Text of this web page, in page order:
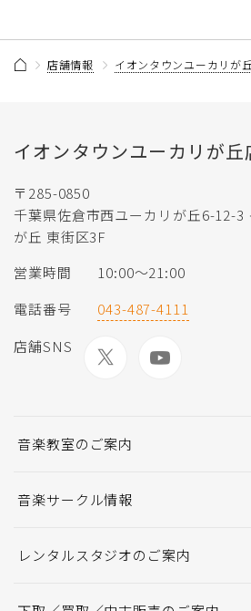
店舗情報 イオンタウンユーカリが
イオンタウンユーカリが丘
〒285-0850
千葉県佐倉市西ユーカリが丘6-12-3
が丘 東街区3F
営業時間
10:00〜21:00
電話番号
043-487-4111
店舗SNS
音楽教室のご案内
音楽サークル情報
レンタルスタジオのご案内